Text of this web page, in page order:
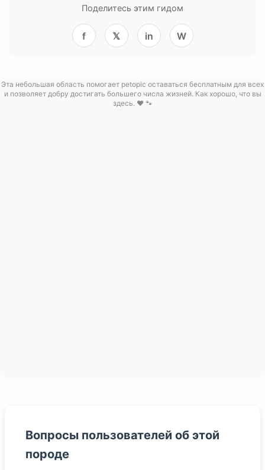
Поделитесь этим гидом
f 𝕏 in W
Эта небольшая область помогает petopic оставаться бесплатным для всех
и позволяет добру достигать большего числа жизней. Как хорошо, что вы
здесь. ❤️ 🐾
Вопросы пользователей об этой
породе